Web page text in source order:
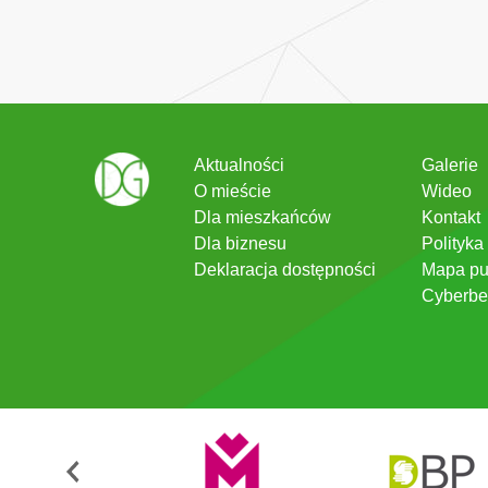
Aktualności
O mieście
Dla mieszkańców
Dla biznesu
Deklaracja dostępności
Galerie
Wideo
Kontakt
Mapa